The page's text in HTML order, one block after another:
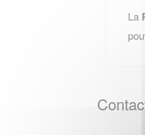
La